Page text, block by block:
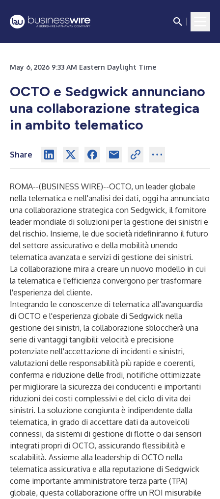
May 6, 2026 9:33 AM Eastern Daylight Time
OCTO e Sedgwick annunciano
una collaborazione strategica
in ambito telematico
Share
ROMA--(BUSINESS WIRE)--OCTO, un leader globale
nella telematica e nell'analisi dei dati, oggi ha annunciato
una collaborazione strategica con Sedgwick, il fornitore
leader mondiale di soluzioni per la gestione dei sinistri e
del rischio. Insieme, le due società ridefiniranno il futuro
del settore assicurativo e della mobilità unendo
telematica avanzata e servizi di gestione dei sinistri.
La collaborazione mira a creare un nuovo modello in cui
la telematica e l'efficienza convergono per trasformare
l'esperienza del cliente.
Integrando le conoscenze di telematica all'avanguardia
di OCTO e l'esperienza globale di Sedgwick nella
gestione dei sinistri, la collaborazione sbloccherà una
serie di vantaggi tangibili: velocità e precisione
potenziate nell'accettazione di incidenti e sinistri,
valutazioni delle responsabilità più rapide e coerenti,
conferma e riduzione delle frodi, notifiche ottimizzate
per migliorare la sicurezza dei conducenti e importanti
riduzioni dei costi complessivi e del ciclo di vita dei
sinistri. La soluzione congiunta è indipendente dalla
telematica, in grado di accettare dati da autoveicoli
connessi, da sistemi di gestione di flotte o dai sensori
integrati propri di OCTO, assicurando flessibilità e
scalabilità. Assieme alla leadership di OCTO nella
telematica assicurativa e alla reputazione di Sedgwick
come importante amministratore terza parte (TPA)
globale, questa collaborazione offre un ROI misurabile